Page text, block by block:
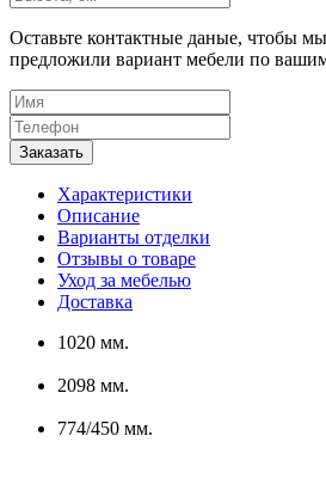
Оставьте контактные даные, чтобы
предложили вариант мебели по
Характеристики
Описание
Варианты отделки
Отзывы о товаре
Уход за мебелью
Доставка
1020 мм.
2098 мм.
774/450 мм.